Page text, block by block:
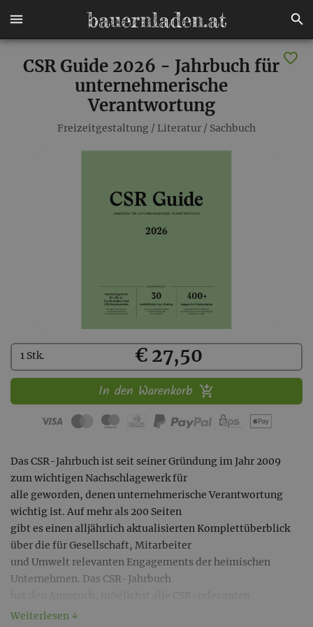
CSR Guide 2026 - Jahrbuch für
unternehmerische
Verantwortung
Freizeitgestaltung / Literatur / Sachbuch
Kaufen
1 Stk. € 27,50
In den Warenkorb
Das CSR-Jahrbuch ist seit seiner Gründung im Jahr 2009
zum wichtigen Nachschlagewerk für
alle geworden, denen unternehmerische Verantwortung
wichtig ist. Auf mehr als 200 Seiten
gibt es einen alljährlich aktualisierten Komplettüberblick
über die für Gesellschaft, Mitarbeiter
und Umwelt relevanten Engagements der heimischen
Unternehmen. Das CSR-Jahrbuch
Aktivitäten in Österreich systematisch
Weiterlesen ↓